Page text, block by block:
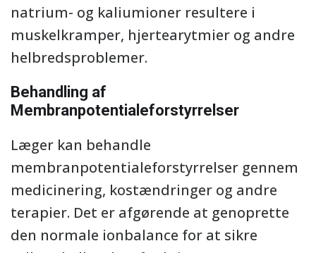
natrium- og kaliumioner resultere i
muskelkramper, hjertearytmier og andre
helbredsproblemer.
Behandling af
Membranpotentialeforstyrrelser
Læger kan behandle
membranpotentialeforstyrrelser gennem
medicinering, kostændringer og andre
terapier. Det er afgørende at genoprette
den normale ionbalance for at sikre